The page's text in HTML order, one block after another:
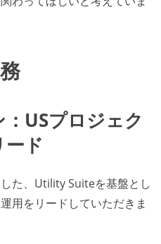
USプロジェク
ード
た、Utility Suiteを基盤とし
用をリードしていただきま